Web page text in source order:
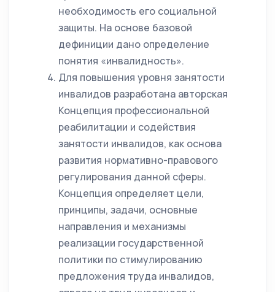
необходимость его социальной
защиты. На основе базовой
дефиниции дано определение
понятия «инвалидность».
Для повышения уровня занятости
инвалидов разработана авторская
Концепция профессиональной
реабилитации и содействия
занятости инвалидов, как основа
развития нормативно-правового
регулирования данной сферы.
Концепция определяет цели,
принципы, задачи, основные
направления и механизмы
реализации государственной
политики по стимулированию
предложения труда инвалидов,